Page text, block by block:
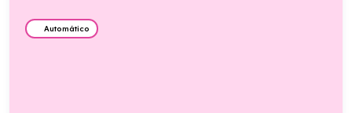
Automático